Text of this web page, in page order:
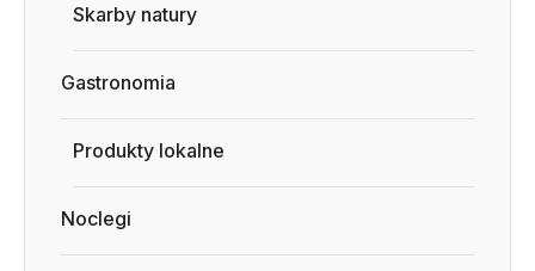
Skarby natury
Gastronomia
Produkty lokalne
Noclegi